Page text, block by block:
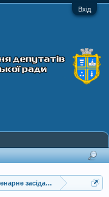
Вхід
засідання)